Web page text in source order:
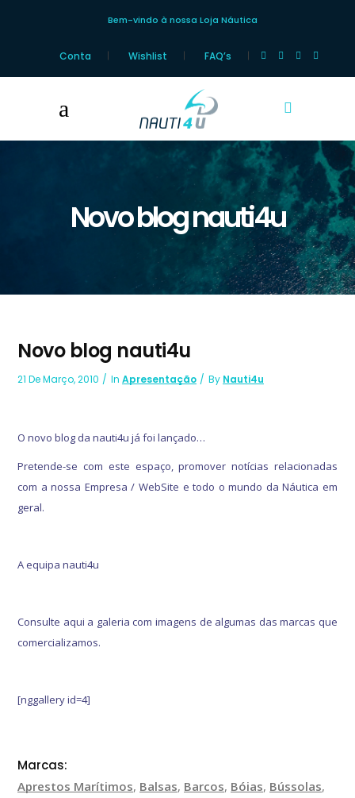
Bem-vindo à nossa Loja Náutica
Conta Wishlist FAQ’s
Novo blog nauti4u
Novo blog nauti4u
21 De Março, 2010 InApresentação By Nauti4u
O novo blog da nauti4u já foi lançado…
Pretende-se com este espaço, promover notícias relacionadas
com a nossa Empresa / WebSite e todo o mundo da Náutica em
geral.
A equipa nauti4u
Consulte aqui a galeria com imagens de algumas das marcas que
comercializamos.
[nggallery id=4]
Marcas:
Aprestos Marítimos, Balsas, Barcos, Bóias, Bússolas,